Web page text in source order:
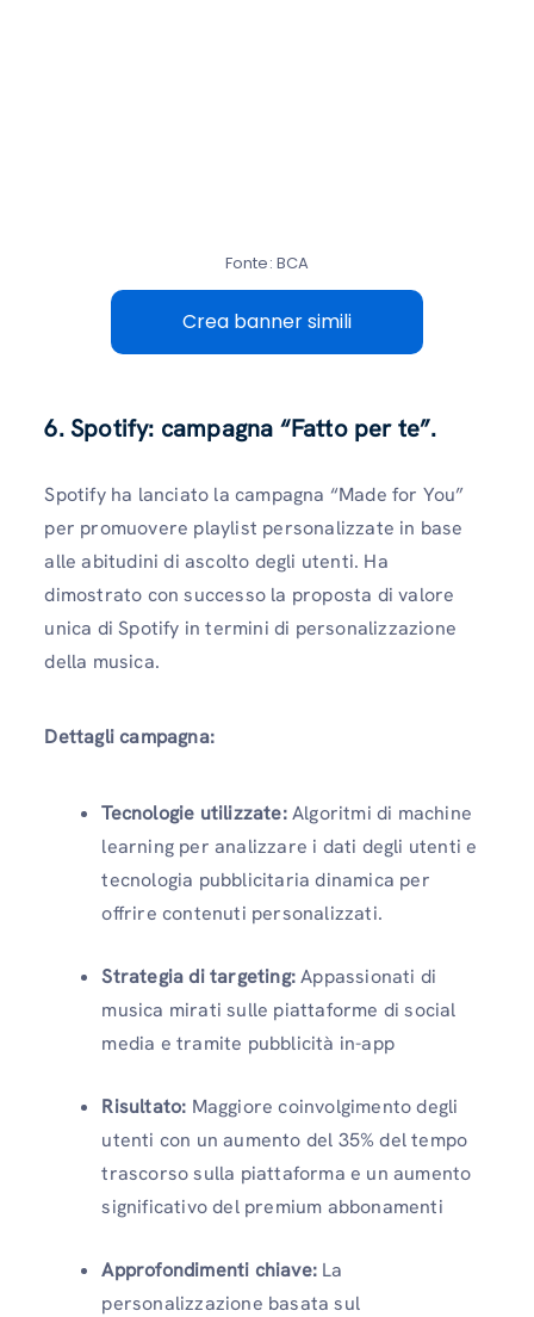
Fonte: BCA
Crea banner simili
6. Spotify: campagna “Fatto per te”.
Spotify ha lanciato la campagna “Made for You”
per promuovere playlist personalizzate in base
alle abitudini di ascolto degli utenti. Ha
dimostrato con successo la proposta di valore
unica di Spotify in termini di personalizzazione
della musica.
Dettagli campagna:
Tecnologie utilizzate:Algoritmi di machine
learning per analizzare i dati degli utenti e
tecnologia pubblicitaria dinamica per
offrire contenuti personalizzati.
Strategia di targeting:Appassionati di
musica mirati sulle piattaforme di social
media e tramite pubblicità in-app
Risultato: Maggiore coinvolgimento degli
utenti con un aumento del 35% del tempo
trascorso sulla piattaforma e un aumento
significativo del premium abbonamenti
Approfondimenti chiave: La
personalizzazione basata sul